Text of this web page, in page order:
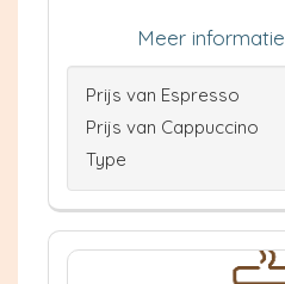
Meer informatie
Prijs van Espresso
Prijs van Cappuccino
Type